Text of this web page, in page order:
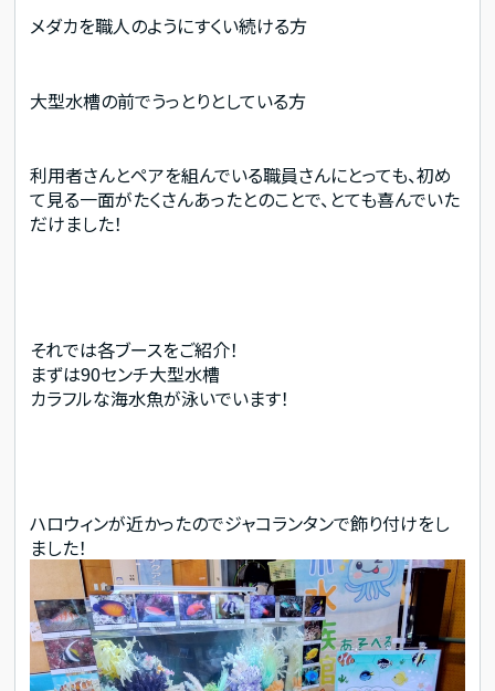
メダカを職人のようにすくい続ける方
大型水槽の前でうっとりとしている方
利用者さんとペアを組んでいる職員さんにとっても、初め
て見る一面がたくさんあったとのことで、とても喜んでいた
だけました！
それでは各ブースをご紹介！
まずは90センチ大型水槽
カラフルな海水魚が泳いでいます！
ハロウィンが近かったのでジャコランタンで飾り付けをし
ました！